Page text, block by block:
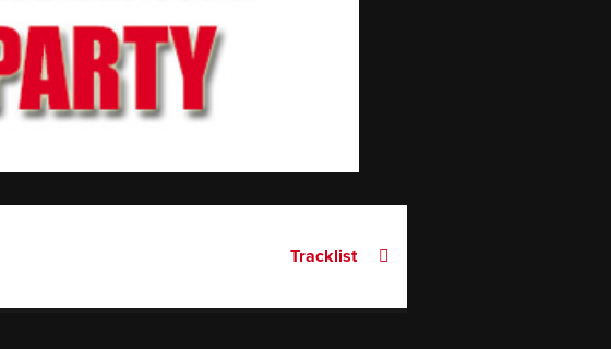
Tracklist